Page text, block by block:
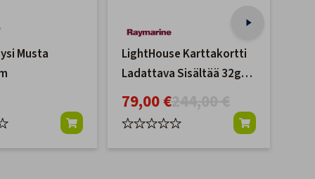
Musta
LightHouse Karttakortti
Ladattava Sisältää 32gb
MicroSD
79,00 €244,00 €